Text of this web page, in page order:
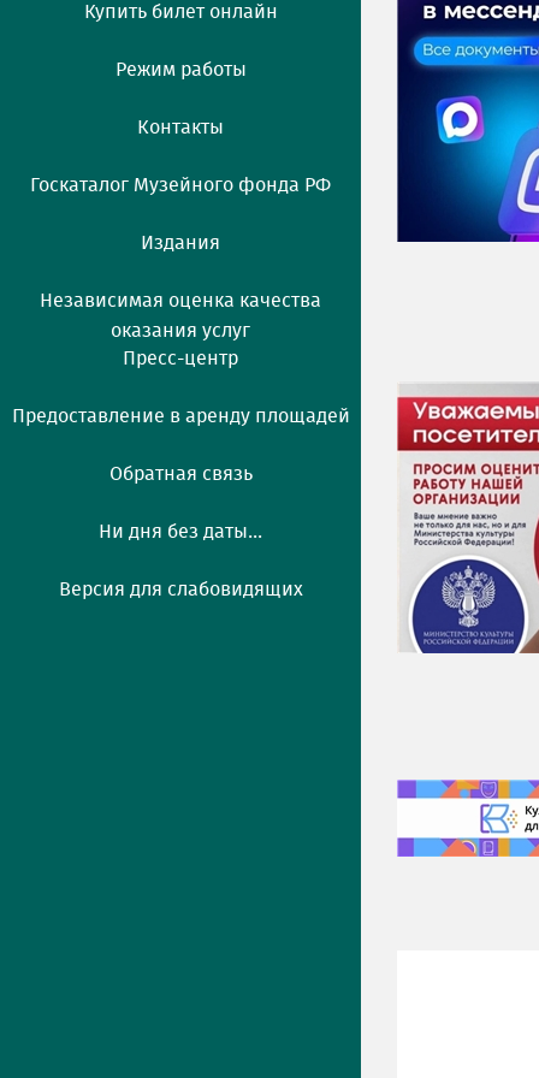
Купить билет онлайн
Режим работы
Контакты
Госкаталог Музейного фонда РФ
Издания
Независимая оценка качества
оказания услуг
Пресс-центр
Предоставление в аренду площадей
Обратная связь
Ни дня без даты...
Версия для слабовидящих